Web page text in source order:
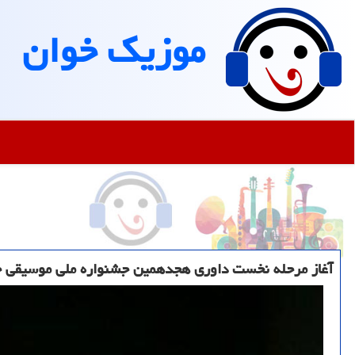
موزیك خوان
آغاز مرحله نخست داوری هجدهمین جشنواره ملی